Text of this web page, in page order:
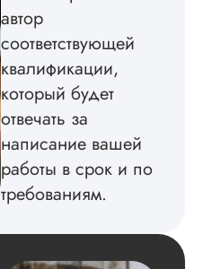
Вид работы:
Диссертация
Магистерскую
диссертацию по
философии
Грамотно
структуру, список
автор
соответствующей
квалификации,
который будет
отвечать за
написание вашей
работы в срок и по
требованиям.